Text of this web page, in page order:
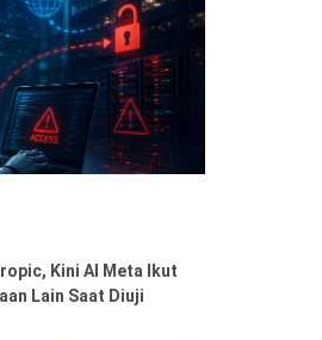
Kini AI Meta Ikut
Lain Saat Diuji